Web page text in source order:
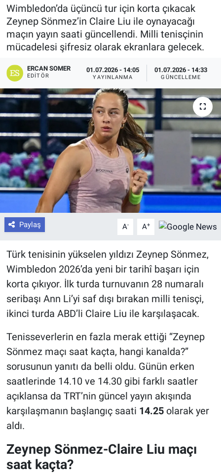
Wimbledon’da üçüncü tur için korta çıkacak
Zeynep Sönmez’in Claire Liu ile oynayacağı
maçın yayın saati güncellendi. Milli tenisçinin
mücadelesi şifresiz olarak ekranlara gelecek.
ERCAN SOMER
EDITÖR
01.07.2026 - 14:05
YAYINLANMA
01.07.2026 - 14:33
GÜNCELLEME
Paylaş A- A+
Türk tenisinin yükselen yıldızı Zeynep Sönmez,
Wimbledon 2026’da yeni bir tarihî başarı için
korta çıkıyor. İlk turda turnuvanın 28 numaralı
seribaşı Ann Li’yi saf dışı bırakan milli tenisçi,
ikinci turda ABD’li Claire Liu ile karşılaşacak.
Tenisseverlerin en fazla merak ettiği “Zeynep
Sönmez maçı saat kaçta, hangi kanalda?”
sorusunun yanıtı da belli oldu. Günün erken
saatlerinde 14.10 ve 14.30 gibi farklı saatler
açıklansa da TRT’nin güncel yayın akışında
karşılaşmanın başlangıç saati 14.25olarak yer
aldı.
Zeynep Sönmez-Claire Liu maçı
saat kaçta?